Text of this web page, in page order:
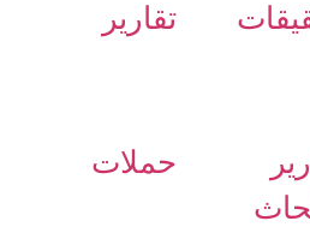
تقارير
حملات